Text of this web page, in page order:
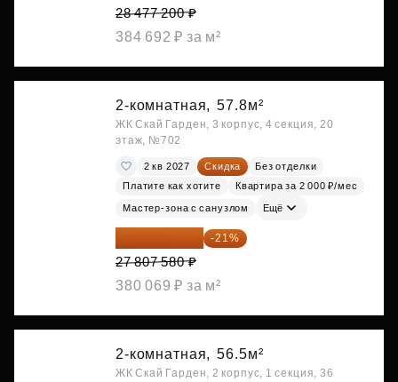
28 477 200 ₽
384 692 ₽ за м²
2-комнатная, 57.8м²
ЖК Скай Гарден, 3 корпус, 4 секция, 20
этаж, №702
2 кв 2027 Скидка
Без отделки
Платите как хотите
Квартира за 2 000 ₽/мес
Мастер-зона с санузлом Ещё
21 967 988 ₽ -21%
27 807 580 ₽
380 069 ₽ за м²
2-комнатная, 56.5м²
ЖК Скай Гарден, 2 корпус, 1 секция, 36